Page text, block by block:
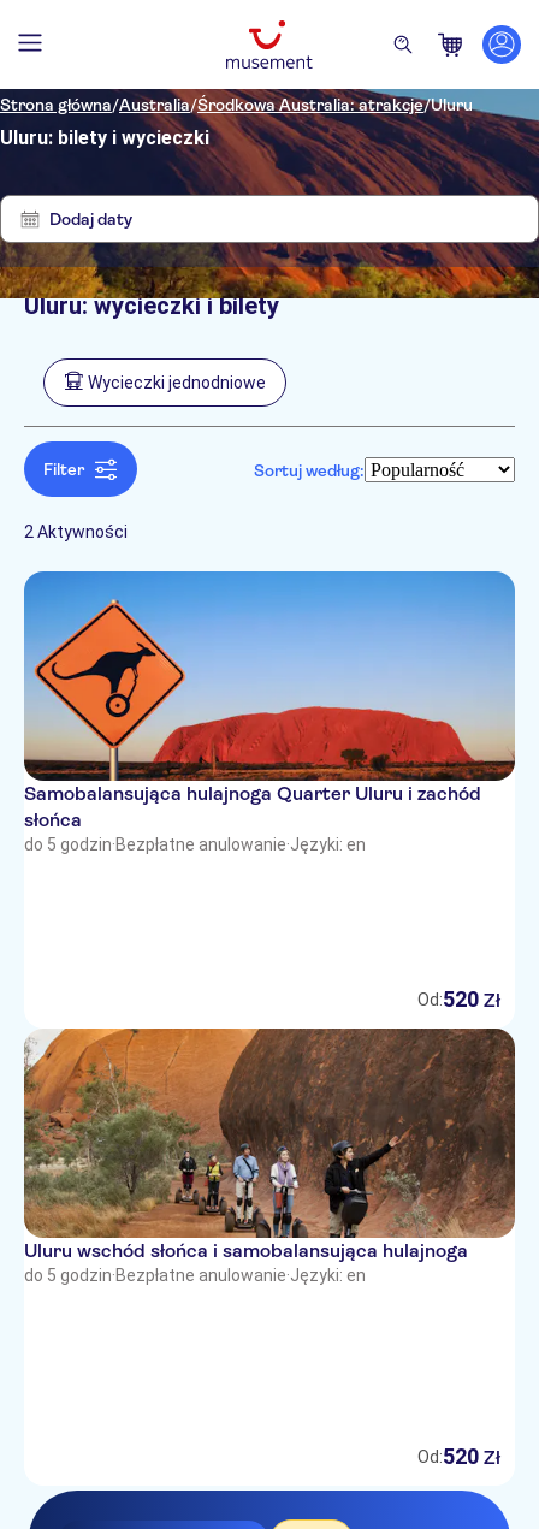
Strona główna/Australia/Środkowa Australia: atrakcje/Uluru
Uluru: bilety i wycieczki
Dodaj daty
Filtry Cena (osoba dorosła)
Min. zł Max.
NO-PICKUP
Bilet
Bezpłatne anulowanie
Natychmiastowe potwierdzenie
Kategorie
Język
Angielski
wyniki:
2
Uluru: wycieczki i bilety
Wycieczki jednodniowe
Filter Sortuj według:
2 Aktywności
Samobalansująca hulajnoga Quarter Uluru i zachód
słońca
do 5 godzin·Bezpłatne anulowanie·Języki: en
Od:520 Zł
Uluru wschód słońca i samobalansująca hulajnoga
do 5 godzin·Bezpłatne anulowanie·Języki: en
Od:520 Zł